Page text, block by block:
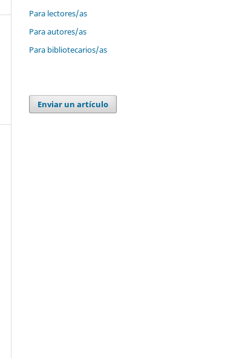
Para lectores/as
Para autores/as
Para bibliotecarios/as
Enviar un artículo